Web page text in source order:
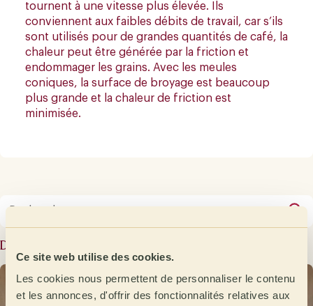
Ce site web utilise des cookies.
Les cookies nous permettent de personnaliser le contenu
et les annonces, d'offrir des fonctionnalités relatives aux
tournent à une vitesse plus élevée. Ils
conviennent aux faibles débits de travail, car s’ils
sont utilisés pour de grandes quantités de café, la
chaleur peut être générée par la friction et
endommager les grains. Avec les meules
coniques, la surface de broyage est beaucoup
plus grande et la chaleur de friction est
minimisée.
Derniers articles